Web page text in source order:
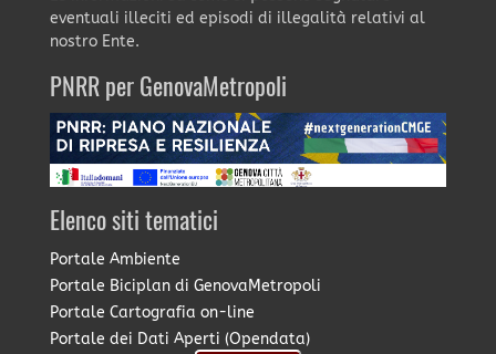
eventuali illeciti ed episodi di illegalità relativi al
nostro Ente.
PNRR per GenovaMetropoli
Elenco siti tematici
Portale Ambiente
Portale Biciplan di GenovaMetropoli
Portale Cartografia on-line
Portale dei Dati Aperti (Opendata)